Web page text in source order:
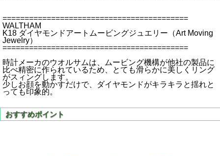
==========================================
WALTHAM
K18 ダイヤモンドアートムービングジュエリー（Art Moving
Jewelry）
==========================================
時計メーカのウオルサムは、ムービング機構が他社の製品に
比べ精密に作られているため、とても滑らかに美しくリング
がスィングします。
少しお顔を動かすだけで、ダイヤモンドがキラキラと揺れと
っても印象的。